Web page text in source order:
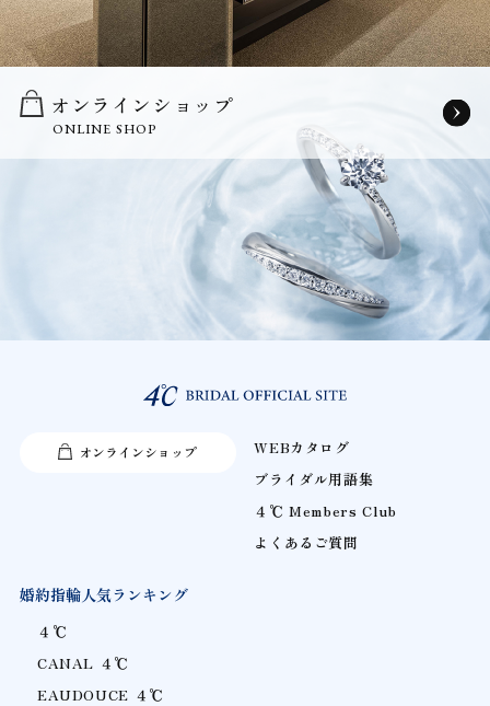
オンラインショップ
ONLINE SHOP
オンラインショップ
WEBカタログ
ブライダル用語集
４℃ Members Club
よくあるご質問
婚約指輪人気ランキング
４℃
CANAL ４℃
EAUDOUCE ４℃